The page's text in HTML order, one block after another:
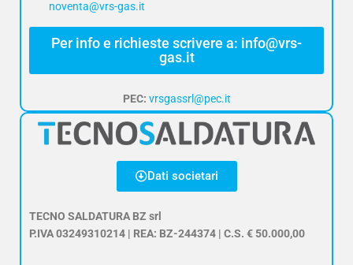
noventa@vrs-gas.it
Per info e richieste scrivere a: info@vrs-
gas.it
PEC: vrsgassrl@pec.it
Dati societari
TECNO SALDATURA BZ srl
P.IVA 03249310214 | REA: BZ-244374 | C.S. € 50.000,00